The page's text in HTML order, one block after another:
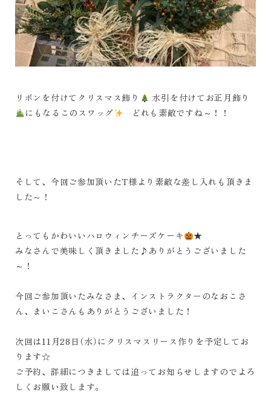
リボンを付けてクリスマス飾り
水引を付けてお正月飾り
にもなるこのスワッグ
どれも素敵ですね～！！
そして、今回ご参加頂いたT様より素敵な差し入れも頂きま
した～！
とってもかわいいハロウィンチーズケーキ
★
みなさんで美味しく頂きました♪ありがとうございました
～！
今回ご参加頂いたみなさま、インストラクターのなおこさ
ん、まいこさんもありがとうございました！
次回は11月28日（水）にクリスマスリース作りを予定してお
ります☆
ご予約、詳細につきましては追ってお知らせしますのでよろ
しくお願い致します。